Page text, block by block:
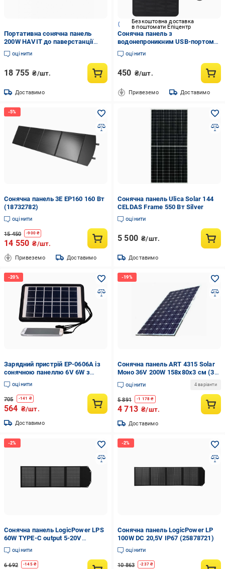
Портативна сонячна панель
200W HAVIT до паверстанції
J1000 PLUS
оцінити
18 755 ₴/шт.
Доставимо
Безкоштовна доставка
в поштомати Епіцентр
Сонячна панель з
водонепроникним USB-портом
5V 5W
оцінити
450 ₴/шт.
Привеземо Доставимо
Сонячна панель 3E EP160 160 Вт
(18732782)
оцінити
15 450 -900 ₴
14 550 ₴/шт.
Привеземо Доставимо
Сонячна панель Ulica Solar 144
CELDAS Frame 550 Вт Silver
оцінити
5 500 ₴/шт.
Доставимо
Зарядний пристрій EP-0606A із
сонячною панеллю 6V 6W з
вологозахищеним корпусом
Чорний (124-14-15354)
оцінити
705 -141 ₴
564 ₴/шт.
Доставимо
Сонячна панель ART 4315 Solar
Моно 36V 200W 158х80х3 см (3-
18-sp4315)
оцінити 4 варіанти
5 891 -1 178 ₴
4 713 ₴/шт.
Доставимо
Сонячна панель LogicPower LPS
60W TYPE-C output 5-20V
(25878728)
оцінити
6 692 -145₴
Сонячна панель LogicPower LP
100W DC 20,5V IP67 (25878721)
оцінити
10 863 -237₴